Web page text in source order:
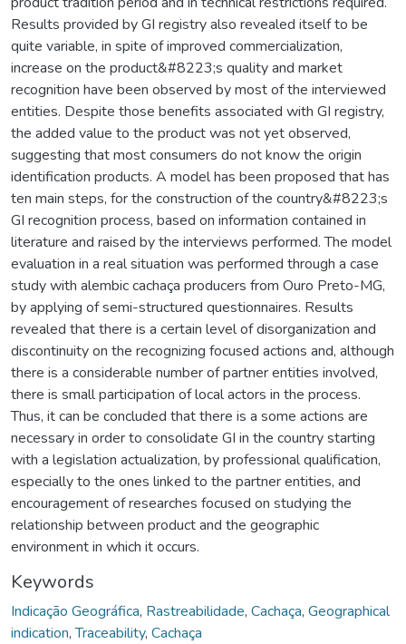
Results provided by GI registry also revealed itself to be
quite variable, in spite of improved commercialization,
increase on the product&#8223;s quality and market
recognition have been observed by most of the interviewed
entities. Despite those benefits associated with GI registry,
the added value to the product was not yet observed,
suggesting that most consumers do not know the origin
identification products. A model has been proposed that has
ten main steps, for the construction of the country&#8223;s
GI recognition process, based on information contained in
literature and raised by the interviews performed. The model
evaluation in a real situation was performed through a case
study with alembic cachaça producers from Ouro Preto-MG,
by applying of semi-structured questionnaires. Results
revealed that there is a certain level of disorganization and
discontinuity on the recognizing focused actions and, although
there is a considerable number of partner entities involved,
there is small participation of local actors in the process.
Thus, it can be concluded that there is a some actions are
necessary in order to consolidate GI in the country starting
with a legislation actualization, by professional qualification,
especially to the ones linked to the partner entities, and
encouragement of researches focused on studying the
relationship between product and the geographic
environment in which it occurs.
Keywords
Indicação Geográfica, Rastreabilidade, Cachaça, Geographical
indication,Traceability, Cachaça